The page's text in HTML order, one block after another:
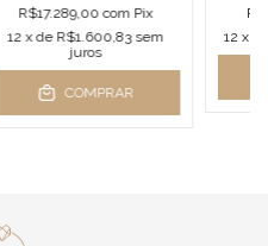
R$17.289,00com Pix
12 x de R$1.600,83 sem
juros
COMPRAR
12 x